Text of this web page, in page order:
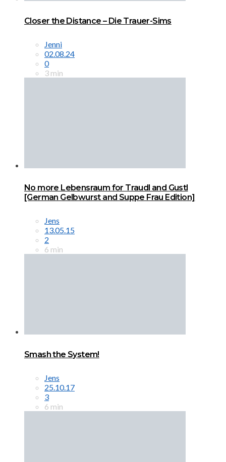
Closer the Distance – Die Trauer-Sims
Jenni
02.08.24
0
3 min
No more Lebensraum for Traudl and Gustl
[German Gelbwurst and Suppe Frau Edition]
Jens
13.05.15
2
6 min
Smash the System!
Jens
25.10.17
3
6 min